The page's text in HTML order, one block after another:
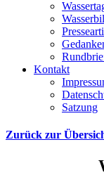
Kontakt
Satzung
Zurück zur